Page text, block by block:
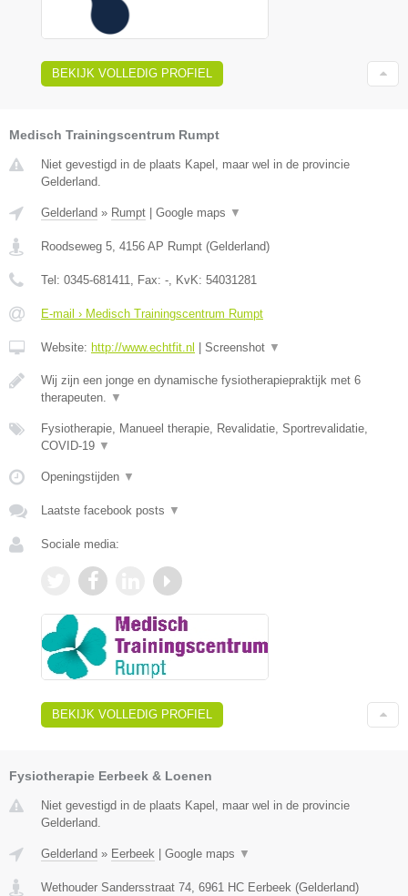
BEKIJK VOLLEDIG PROFIEL
Medisch Trainingscentrum Rumpt
Niet gevestigd in de plaats Kapel, maar wel in de provincie
Gelderland.
Gelderland » Rumpt Google maps ▼
Roodseweg 5, 4156 AP Rumpt (Gelderland)
Tel: 0345-681411, Fax: -, KvK: 54031281
E-mail › Medisch Trainingscentrum Rumpt
Website: http://www.echtfit.nl Screenshot ▼
Wij zijn een jonge en dynamische fysiotherapiepraktijk met 6
therapeuten. ▼
Fysiotherapie, Manueel therapie, Revalidatie, Sportrevalidatie,
COVID-19 ▼
Openingstijden ▼
Laatste facebook posts ▼
Sociale media:
BEKIJK VOLLEDIG PROFIEL
Fysiotherapie Eerbeek & Loenen
Niet gevestigd in de plaats Kapel, maar wel in de provincie
Gelderland.
Gelderland » Eerbeek | Google maps ▼
Wethouder Sandersstraat 74 6961 HC Eerbeek (Gelderland)